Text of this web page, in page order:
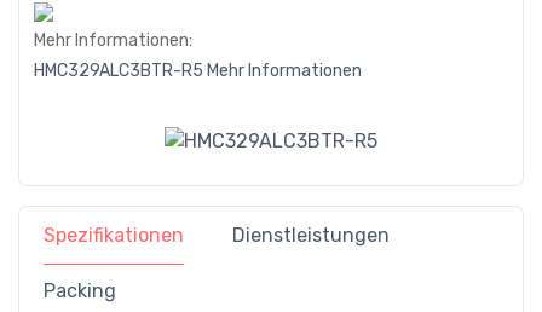
Mehr Informationen:
HMC329ALC3BTR-R5 Mehr Informationen
Spezifikationen Dienstleistungen
Packing